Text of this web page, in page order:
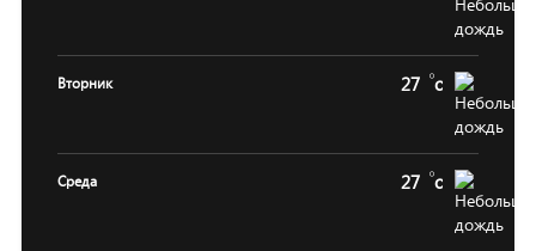
Вторник 27 c
Среда 27 c